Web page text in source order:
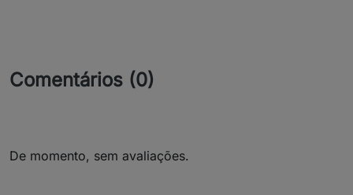
Comentários (0)
De momento, sem avaliações.